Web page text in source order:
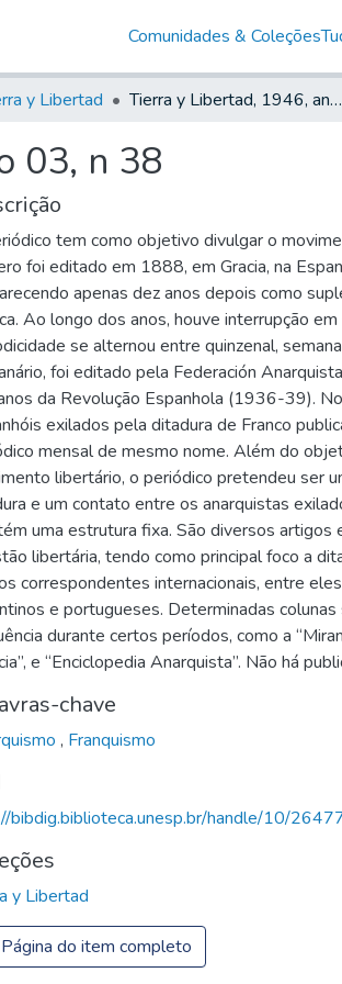
Comunidades & Coleções
y Libertad Tierra y Libertad, 1946, ano 03, n 38
03, n 38
tem como objetivo divulgar o
foi editado em 1888, em Gracia, na
apenas dez anos depois como
Ao longo dos anos, houve interrupção
se alternou entre quinzenal,
foi editado pela Federación
da Revolução Espanhola (1936-39).
exilados pela ditadura de Franco
mensal de mesmo nome. Além do
libertário, o periódico pretendeu ser
e um contato entre os anarquistas
uma estrutura fixa. São diversos artigos
libertária, tendo como principal foco a
correspondentes internacionais, entre
e portugueses. Determinadas
durante certos períodos, como a
e “Enciclopedia Anarquista”. Não há
chave
, Franquismo
bibdig.biblioteca.unesp.br/handle/10/
y Libertad
Página do item completo